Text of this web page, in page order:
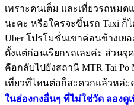
เพราะคนเต็ม และเที่ยวรถหมด
นะคะ หรือใครจะขึ้นรถ Taxi ก็
Uber โปรโมชั่นเขาค่อนข้างเย
ตั้งแต่ก่อนเรียกรถเลยค่ะ ส่วนจุ
คือกลับไปยังสถานี MTR Tai Po
เที่ยวที่ไหนต่อก็สะดวกแล้วหล่ะ
ในฮ่องกงอื่นๆ ที่ไม่ใช่วัด ลองดู